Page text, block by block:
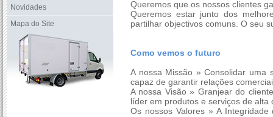
Novidades
Mapa do Site
Queremos que os nossos clientes
Queremos estar junto dos
partilhar objectivos comuns. O seu
Como vemos o futuro
A nossa Missão » Consolidar uma
capaz de garantir relações
A nossa Visão » Granjear do
líder em produtos e serviços de alta
Os nossos Valores » A